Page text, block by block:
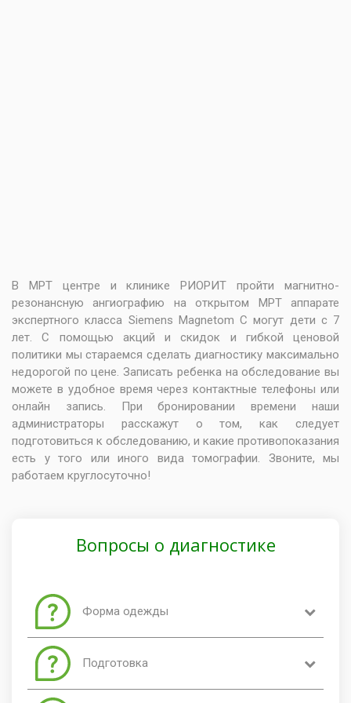
В МРТ центре и клинике РИОРИТ пройти магнитно-
резонансную ангиографию на открытом МРТ аппарате
экспертного класса Siemens Magnetom C могут дети с 7
лет. С помощью акций и скидок и гибкой ценовой
политики мы стараемся сделать диагностику максимально
недорогой по цене. Записать ребенка на обследование вы
можете в удобное время через контактные телефоны или
онлайн запись. При бронировании времени наши
администраторы расскажут о том, как следует
подготовиться к обследованию, и какие противопоказания
есть у того или иного вида томографии. Звоните, мы
работаем круглосуточно!
Вопросы о диагностике
Форма одежды
В МРТ кабинет можно заходить в любой одежде,
которая не содержит металл. Для похода в
клинику лучше всего надеть просторную, не
Подготовка